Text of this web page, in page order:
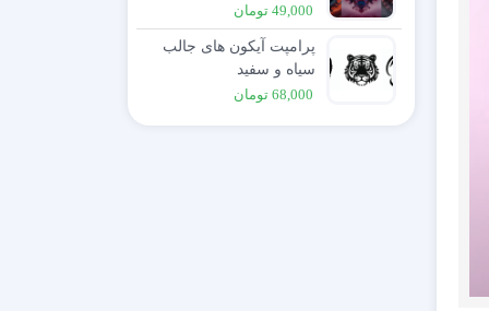
49,000 تومان
پرامپت آیکون های جالب
سیاه و سفید
68,000 تومان